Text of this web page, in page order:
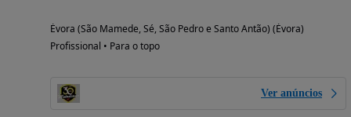
Évora (São Mamede, Sé, São Pedro e Santo Antão) (Évora)
Profissional • Para o topo
Ver anúncios